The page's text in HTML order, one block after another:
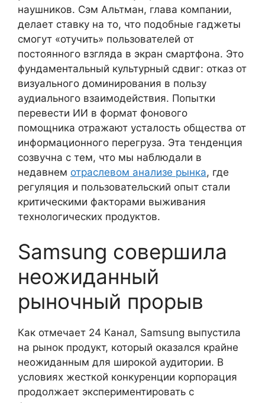
наушников. Сэм Альтман, глава компании,
делает ставку на то, что подобные гаджеты
смогут «отучить» пользователей от
постоянного взгляда в экран смартфона. Это
фундаментальный культурный сдвиг: отказ от
визуального доминирования в пользу
аудиального взаимодействия. Попытки
перевести ИИ в формат фонового
помощника отражают усталость общества от
информационного перегруза. Эта тенденция
созвучна с тем, что мы наблюдали в
недавнем отраслевом анализе рынка, где
регуляция и пользовательский опыт стали
критическими факторами выживания
технологических продуктов.
Samsung совершила
неожиданный
рыночный прорыв
Как отмечает 24 Канал, Samsung выпустила
на рынок продукт, который оказался крайне
неожиданным для широкой аудитории. В
условиях жесткой конкуренции корпорация
продолжает экспериментировать с